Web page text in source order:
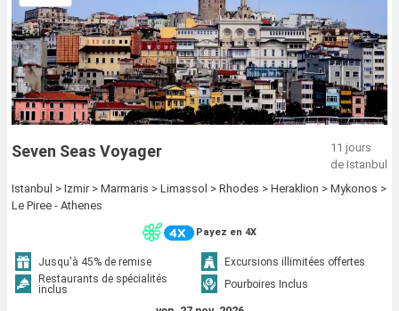
Seven Seas Voyager
11 jours
de Istanbul
Istanbul > Izmir > Marmaris > Limassol > Rhodes > Heraklion > Mykonos >
Le Piree - Athenes
Payez en 4X
Jusqu'à 45% de remise
Excursions illimitées offertes
Restaurants de spécialités
inclus
Pourboires Inclus